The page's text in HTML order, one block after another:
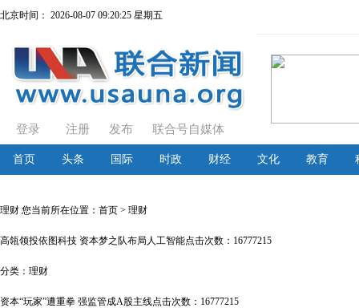
北京时间： 2026-08-07 09:20:25 星期五
登录 注册 发布 联合号自媒体
首页 头条 国际 时政 财经 文化 教育
理财 您当前所在位置： 首页 > 理财
高瓴领投依图科技 资本梦之队布局人工智能点击次数：16777215
分类： 理财
资本“玩家”遭重拳 强监管成A股主线点击次数：16777215